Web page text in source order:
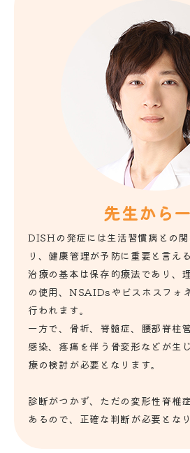
先生から
DISHの発症には生活習慣病との
り、健康管理が予防に重要と言え
治療の基本は保存的療法であり、
の使用、NSAIDsやビスホスフォ
行われます。
一方で、骨折、脊髄症、腰部脊柱
感染、疼痛を伴う骨変形などが生
療の検討が必要となります。
診断がつかず、ただの変形性脊椎
あるので、正確な判断が必要となり